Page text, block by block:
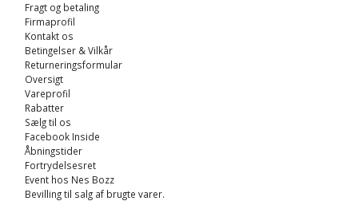
Fragt og betaling
Firmaprofil
Kontakt os
Betingelser & Vilkår
Returneringsformular
Oversigt
Vareprofil
Rabatter
Sælg til os
Facebook Inside
Åbningstider
Fortrydelsesret
Event hos Nes Bozz
Bevilling til salg af brugte varer.